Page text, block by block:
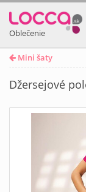
Oblečenie
Mini šaty
Džersejové